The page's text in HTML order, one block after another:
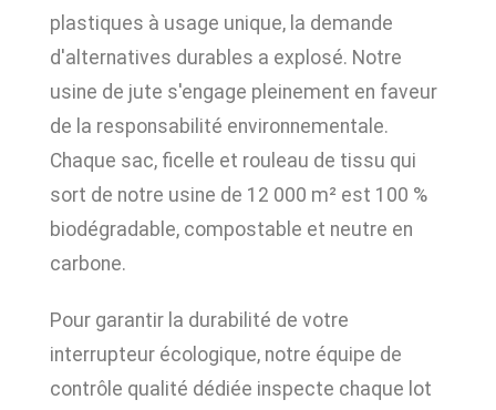
plastiques à usage unique, la demande
d'alternatives durables a explosé. Notre
usine de jute s'engage pleinement en faveur
de la responsabilité environnementale.
Chaque sac, ficelle et rouleau de tissu qui
sort de notre usine de 12 000 m² est 100 %
biodégradable, compostable et neutre en
carbone.
Pour garantir la durabilité de votre
interrupteur écologique, notre équipe de
contrôle qualité dédiée inspecte chaque lot